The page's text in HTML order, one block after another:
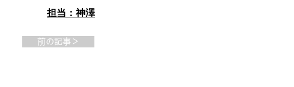
担当：神澤
前の記事＞